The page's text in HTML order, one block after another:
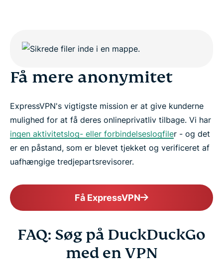
Få mere anonymitet
ExpressVPN's vigtigste mission er at give kunderne
mulighed for at få deres onlineprivatliv tilbage. Vi har
ingen aktivitetslog- eller forbindelseslogfiler - og det
er en påstand, som er blevet tjekket og verificeret af
uafhængige tredjepartsrevisorer.
Få ExpressVPN
FAQ: Søg på DuckDuckGo
med en VPN